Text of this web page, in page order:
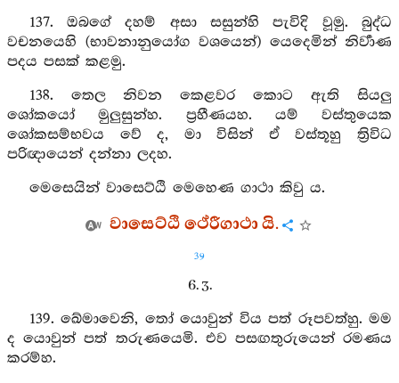
137. ඔබගේ දහම් අසා සසුන්හි පැවිදි වූමු. බුද්ධ
වචනයෙහි (භාවනානුයෝග වශයෙන්) යෙදෙමින් නිර්‍වාණ
පදය පසක් කළමු.
138. තෙල නිවන කෙළවර කොට ඇති සියලු
ශෝකයෝ මුලුසුන්හ. ප්‍රහීණයහ. යම් වස්තුයෙක
ශෝකසම්භවය වේ ද, මා විසින් ඒ වස්තූහු ත්‍රිවිධ
පරිඥායෙන් දන්නා ලදහ.
මෙසෙයින් වාසෙට්ඨි මෙහෙණ ගාථා කිවු ය.
වාසෙට්ඨි ථේරීගාථා යි.
39
6. 3.
139. ඛේමාවෙනි, තෝ යොවුන් විය පත් රූපවත්හු. මම
ද යොවුන් පත් තරුණයෙමි. එව පසඟතුරුයෙන් රමණය
කරම්හ.